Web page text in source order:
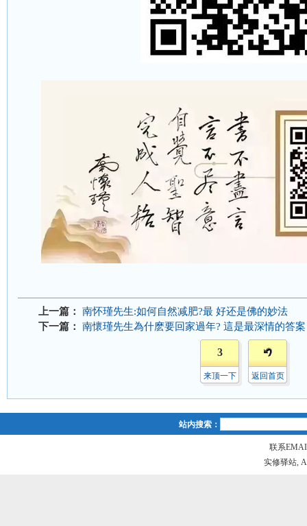
上一篇：
南怀瑾先生:如何自然减肥?最 好还是佛的妙法
下一篇：
南懷瑾先生為什麽要回家過年? 這是最深情的答案
3
来顶一下 返回首页
站内搜索：
联系
实修驿站,